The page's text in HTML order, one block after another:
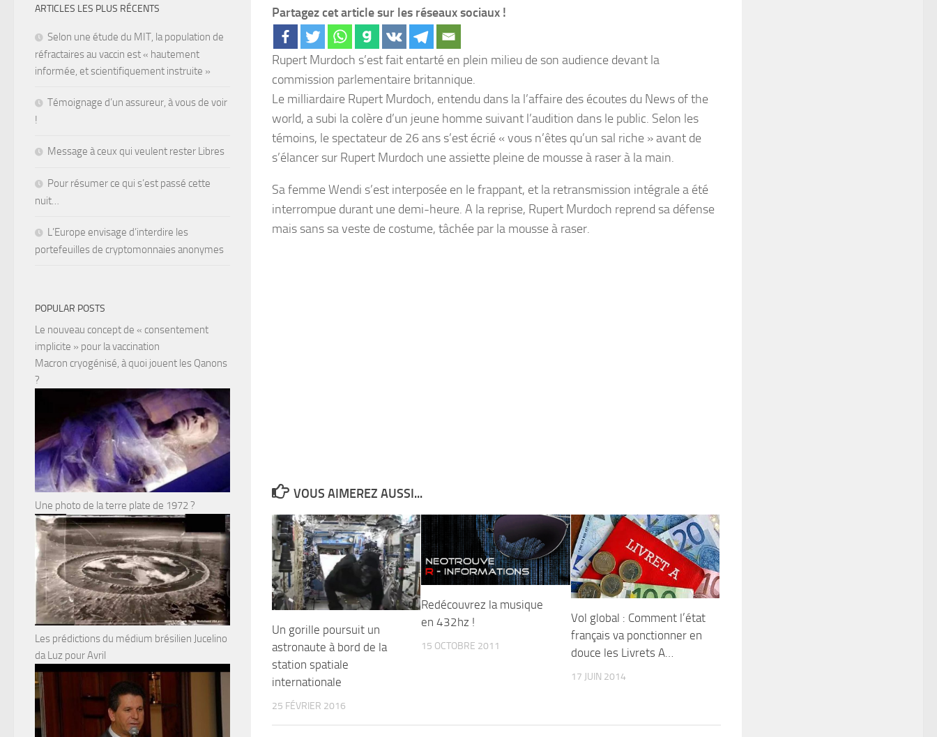
Partagez cet article sur les réseaux sociaux !
Rupert Murdoch s’est fait entarté en plein milieu de son audience devant la
commission parlementaire britannique.
Le milliardaire Rupert Murdoch, entendu dans la l’affaire des écoutes du News of the
world, a subi la colère d’un jeune homme suivant l’audition dans le public. Selon les
témoins, le spectateur de 26 ans s’est écrié « vous n’êtes qu’un sal riche » avant de
s’élancer sur Rupert Murdoch une assiette pleine de mousse à raser à la main.
Sa femme Wendi s’est interposée en le frappant, et la retransmission intégrale a été
interrompue durant une demi-heure. A la reprise, Rupert Murdoch reprend sa défense
mais sans sa veste de costume, tâchée par la mousse à raser.
VOUS AIMEREZ AUSSI...
Un gorille poursuit un
astronaute à bord de la
station spatiale
internationale
25 FÉVRIER 2016
Redécouvrez la musique
en 432hz !
15 OCTOBRE 2011
Vol global : Comment l’état
français va ponctionner en
douce les Livrets A…
17 JUIN 2014
ARTICLES LES PLUS RÉCENTS
Selon une étude du MIT, la population de
réfractaires au vaccin est « hautement
informée, et scientifiquement instruite »
Témoignage d’un assureur, à vous de voir
!
Message à ceux qui veulent rester Libres
Pour résumer ce qui s’est passé cette
nuit…
L’Europe envisage d’interdire les
portefeuilles de cryptomonnaies anonymes
POPULAR POSTS
Le nouveau concept de « consentement
implicite » pour la vaccination
Macron cryogénisé, à quoi jouent les Qanons
?
Une photo de la terre plate de 1972 ?
Les prédictions du médium brésilien Jucelino
da Luz pour Avril